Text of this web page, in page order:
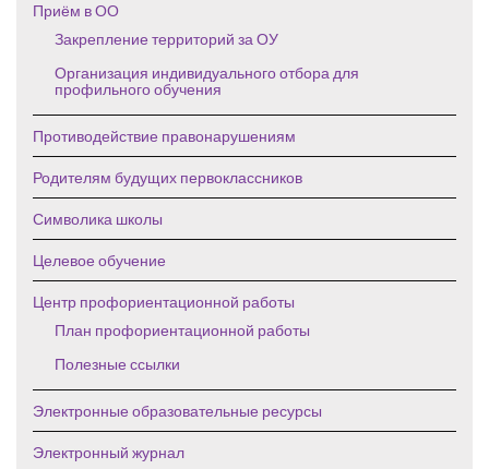
Приём в ОО
Закрепление территорий за ОУ
Организация индивидуального отбора для
профильного обучения
Противодействие правонарушениям
Родителям будущих первоклассников
Символика школы
Целевое обучение
Центр профориентационной работы
План профориентационной работы
Полезные ссылки
Электронные образовательные ресурсы
Электронный журнал